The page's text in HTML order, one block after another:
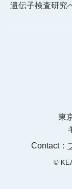
遺伝子検査研究
東
Contact：
©